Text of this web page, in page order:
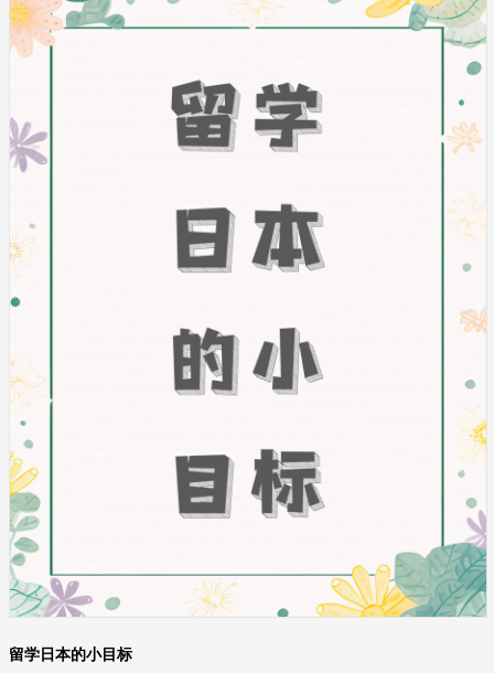
留学日本的小目标